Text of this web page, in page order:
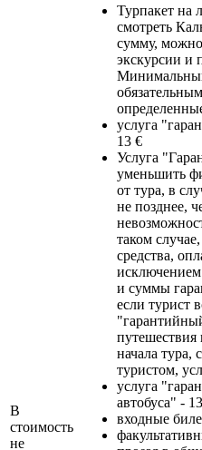
В
стоимость
не
Турпакет на
смотреть
сумму,
экскурсии и
услуга
13 €
Услуга
уменьшить
от тура, в
не позднее,
таком
средства,
исключением
и суммы
если турист
путешествия
начала тура,
туристом,
услуга
автобуса" -
входные